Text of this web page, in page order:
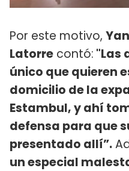
Por este motivo,
Latorre contó: "Las
único que quieren
domicilio de la
Estambul, y ahí
defensa para que
presentado allí”.
un especial